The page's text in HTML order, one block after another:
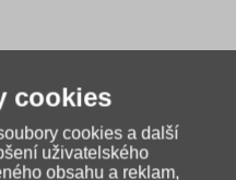
cookies
cookies a další
uživatelského
obsahu a reklam,